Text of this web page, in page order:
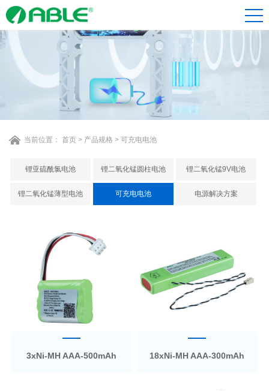
当前位置： 首页 > 产品规格 > 可充电电池
锂亚硫酰氯电池 锂二氧化锰圆柱电池 锂二氧化锰9V电池
锂二氧化锰薄型电池 可充电电池 电源解决方案
3xNi-MH AAA-500mAh 18xNi-MH AAA-300mAh